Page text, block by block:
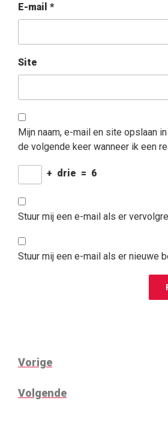
E-mail *
Site
Mijn naam, e-mail en site opslaan
de volgende keer wanneer ik een
+ drie = 6
Stuur mij een e-mail als er
Stuur mij een e-mail als er nieuwe
BERICHT
NAVIGATIE
Vorig
Vorige
Volgend
Volgende